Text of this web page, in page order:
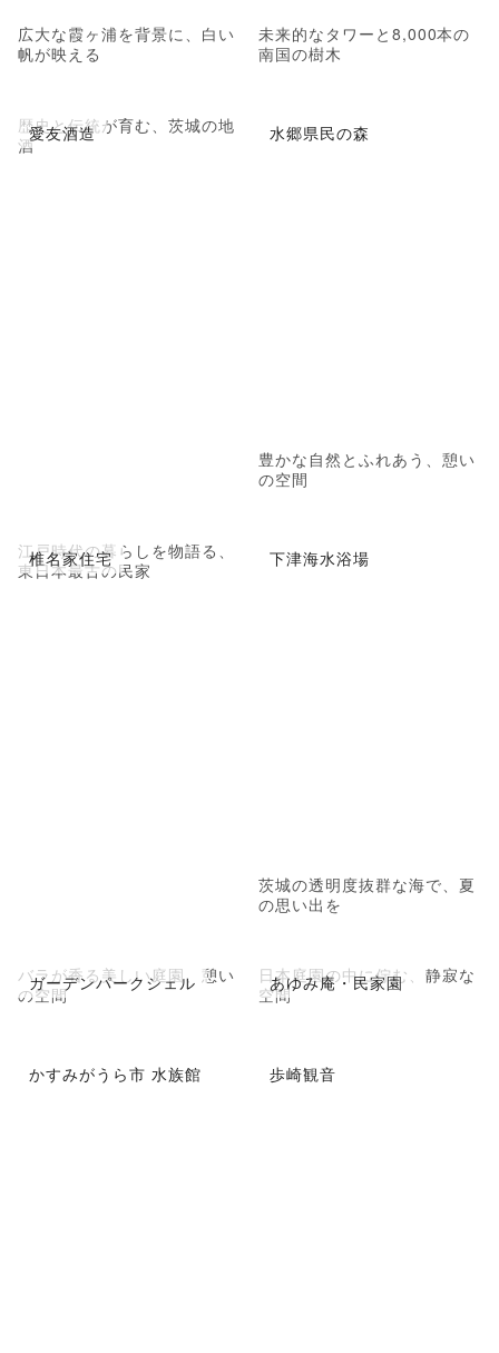
広大な霞ヶ浦を背景に、白い
帆が映える
未来的なタワーと8,000本の
南国の樹木
愛友酒造
歴史と伝統が育む、茨城の地
酒
水郷県民の森
豊かな自然とふれあう、憩い
の空間
椎名家住宅
江戸時代の暮らしを物語る、
東日本最古の民家
下津海水浴場
茨城の透明度抜群な海で、夏
の思い出を
ガーデンパークシェル
バラが香る美しい庭園、憩い
の空間
あゆみ庵・民家園
日本庭園の中に佇む、静寂な
空間
かすみがうら市 水族館 歩崎観音